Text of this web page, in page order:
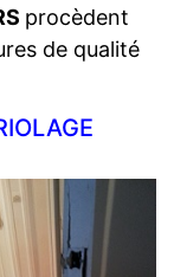
procèdent
de qualité